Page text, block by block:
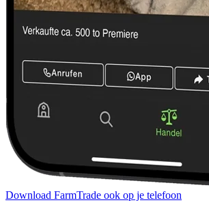
Download FarmTrade ook op je telefoon